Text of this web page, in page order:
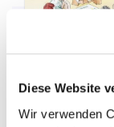
Diese Website
Wir verwenden
Educational
Diese